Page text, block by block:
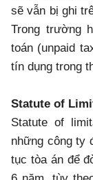
sẽ vẫn bị ghi
Trong trường
toán (unpaid
tín dụng trong
Statute of
Statute of
những công ty
tục tòa án để